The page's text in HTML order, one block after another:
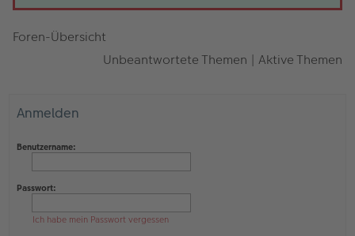
Foren-Übersicht
Unbeantwortete Themen | Aktive Themen
Anmelden
Benutzername:
Passwort:
Ich habe mein Passwort vergessen